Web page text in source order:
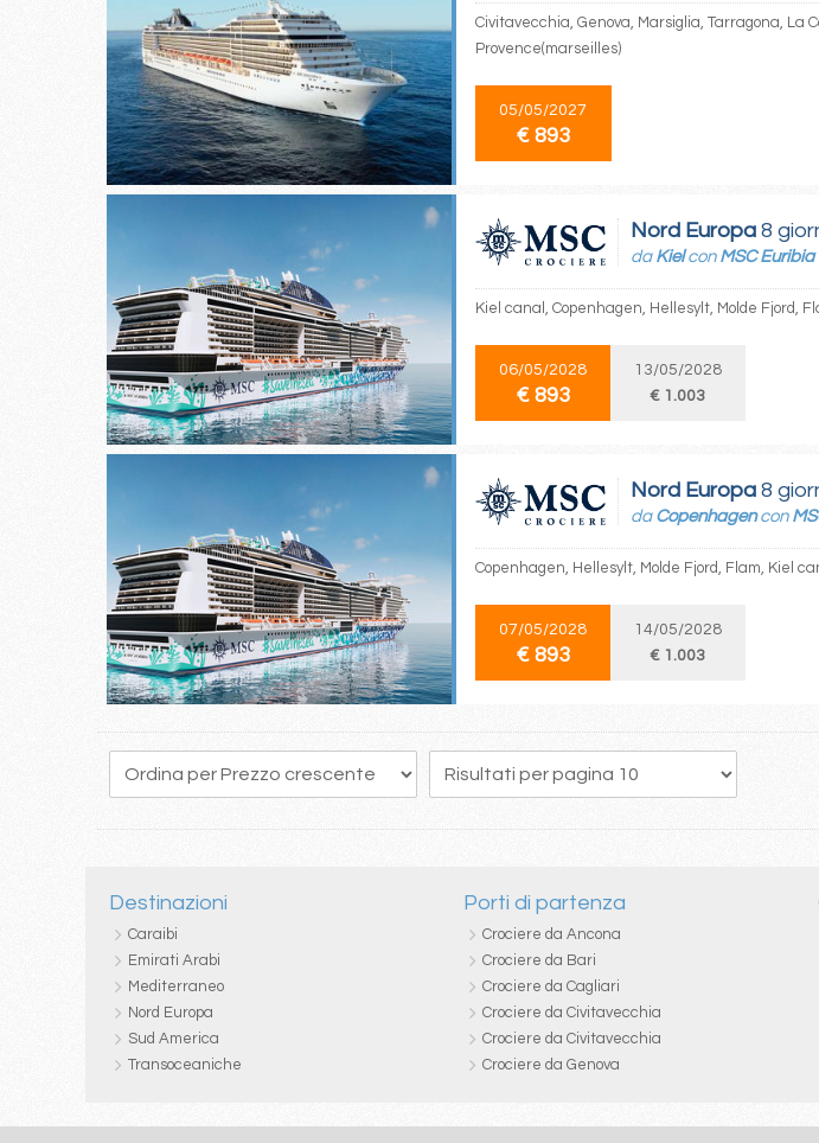
Civitavecchia, Genova, Marsiglia, Tarragona, La
Provence(marseilles)
05/05/2027
€ 893
Nord Europa 8
da Kielcon MSC Euribia
Kiel canal, Copenhagen, Hellesylt, Molde Fjord,
06/05/2028
€ 893
13/05/2028
€ 1.003
Nord Europa 8
da Copenhagencon
Copenhagen, Hellesylt, Molde Fjord, Flam, Kiel
07/05/2028
€ 893
14/05/2028
€ 1.003
215 216 217 218 219 220 221 222 223 225
Destinazioni
Caraibi
Emirati Arabi
Mediterraneo
Nord Europa
Sud America
Transoceaniche
Porti di partenza
Crociere da Ancona
Crociere da Bari
Crociere da Cagliari
Crociere da Civitavecchia
Crociere da Civitavecchia
Crociere da Genova